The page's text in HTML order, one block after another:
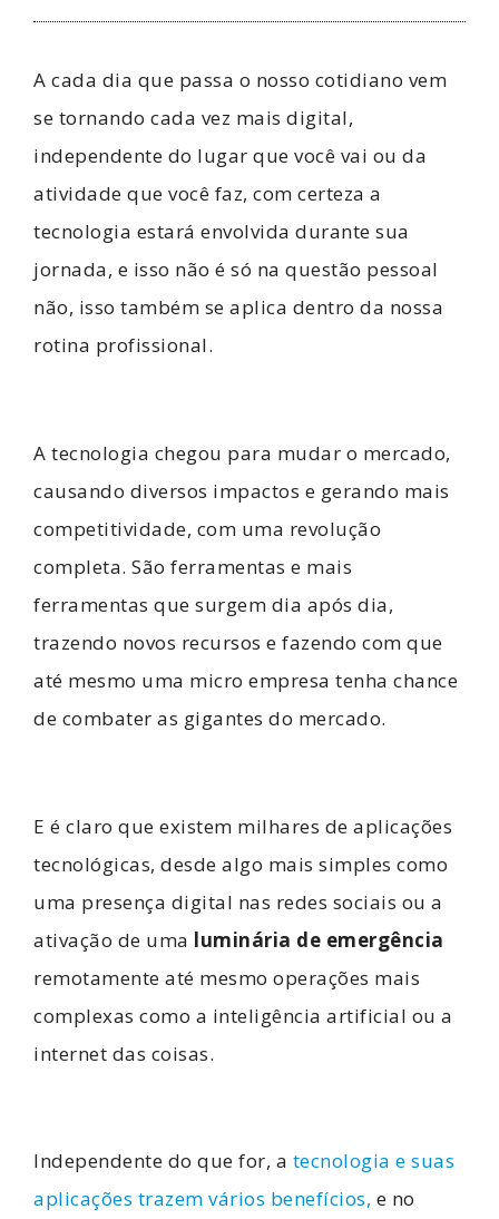
A cada dia que passa o nosso cotidiano vem
se tornando cada vez mais digital,
independente do lugar que você vai ou da
atividade que você faz, com certeza a
tecnologia estará envolvida durante sua
jornada, e isso não é só na questão pessoal
não, isso também se aplica dentro da nossa
rotina profissional.
A tecnologia chegou para mudar o mercado,
causando diversos impactos e gerando mais
competitividade, com uma revolução
completa. São ferramentas e mais
ferramentas que surgem dia após dia,
trazendo novos recursos e fazendo com que
até mesmo uma micro empresa tenha chance
de combater as gigantes do mercado.
E é claro que existem milhares de aplicações
tecnológicas, desde algo mais simples como
uma presença digital nas redes sociais ou a
ativação de uma luminária de emergência
remotamente até mesmo operações mais
complexas como a inteligência artificial ou a
internet das coisas.
Independente do que for, a tecnologia e suas
aplicações trazem vários benefícios, e no